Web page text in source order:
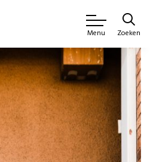
Menu Zoeken